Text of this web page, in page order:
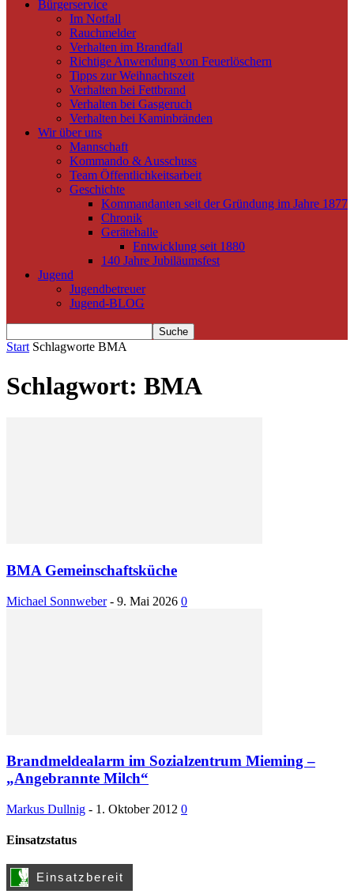
Bürgerservice
Im Notfall
Rauchmelder
Verhalten im Brandfall
Richtige Anwendung von Feuerlöschern
Tipps zur Weihnachtszeit
Verhalten bei Fettbrand
Verhalten bei Gasgeruch
Verhalten bei Kaminbränden
Wir über uns
Mannschaft
Kommando & Ausschuss
Team Öffentlichkeitsarbeit
Geschichte
Kommandanten seit der Gründung im Jahre 1877
Chronik
Gerätehalle
Entwicklung seit 1880
140 Jahre Jubiläumsfest
Jugend
Jugendbetreuer
Jugend-BLOG
Start Schlagworte BMA
Schlagwort: BMA
BMA Gemeinschaftsküche
Michael Sonnweber - 9. Mai 2026 0
Brandmeldealarm im Sozialzentrum Mieming –
„Angebrannte Milch“
Markus Dullnig - 1. Oktober 2012 0
Einsatzstatus